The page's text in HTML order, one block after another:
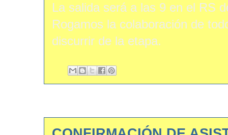
La salida será a las 9 en el RS
Rogamos la colaboración de
discurrir de la etapa.